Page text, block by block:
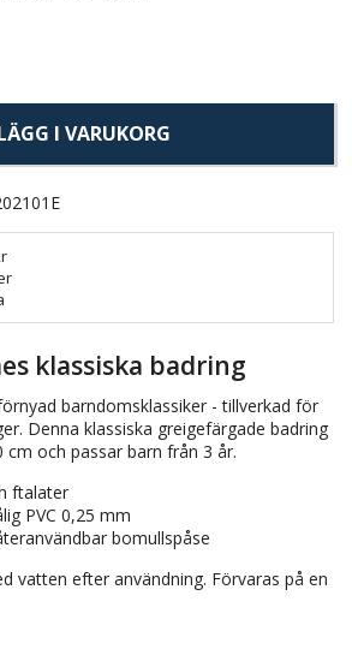
I VARUKORG
klassiska badring
barndomsklassiker - tillverkad för
Denna klassiska greigefärgade badring
och passar barn från 3 år.
ftalater
PVC 0,25 mm
bomullspåse
vatten efter användning. Förvaras på en